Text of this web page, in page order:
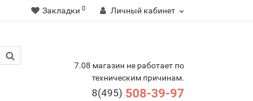
Закладки 0 Личный кабинет
7.08 магазин не работает по
техническим причинам.
8(495) 508-39-97